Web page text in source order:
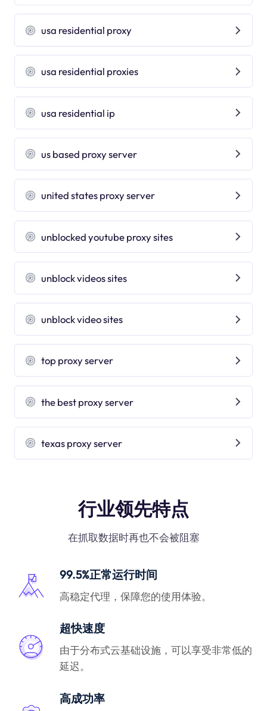
usa residential proxy
usa residential proxies
usa residential ip
us based proxy server
united states proxy server
unblocked youtube proxy sites
unblock videos sites
unblock video sites
top proxy server
the best proxy server
texas proxy server
行业领先特点
在抓取数据时再也不会被阻塞
99.5%正常运行时间
高稳定代理，保障您的使用体验。
超快速度
由于分布式云基础设施，可以享受非常低的
延迟。
高成功率